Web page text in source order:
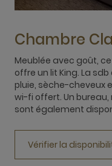
Chambre
Meublée avec goût,
offre un lit King. La
pluie, sèche-cheveux
wi-fi offert. Un
sont également
Vérifier la